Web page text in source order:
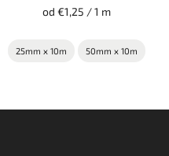
od €1,25 / 1 m
25mm x 10m 50mm x 10m